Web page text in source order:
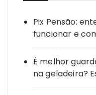
Pix Pensão:
funcionar e
É melhor
na geladeira?